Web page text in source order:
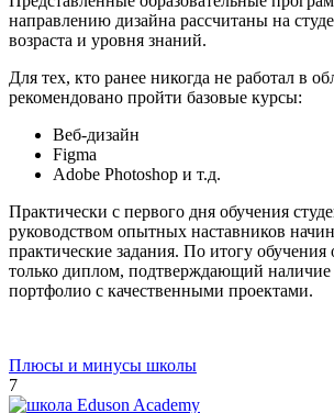
направлению дизайна рассчитаны на
возраста и уровня знаний.
Для тех, кто ранее никогда не работал в
рекомендовано пройти базовые курсы:
Веб-дизайн
Figma
Adobe Photoshop и т.д.
Практически с первого дня обучения
руководством опытных наставников
практические задания. По итогу
только диплом, подтверждающий наличие
портфолио с качественными проектами.
Плюсы и минусы школы
7